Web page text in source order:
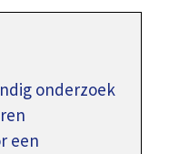
onderzoek
een